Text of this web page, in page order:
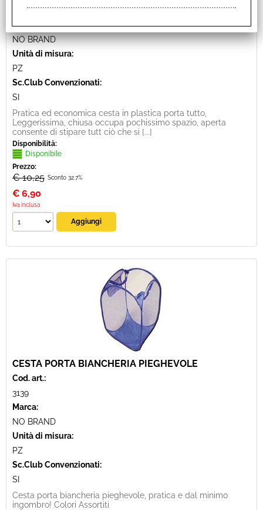
3126
Marca:
NO BRAND
Unità di misura:
PZ
Sc.Club Convenzionati:
SI
Pratica ed economica cesta in plastica porta tutto,
Leggerissima, chiusa occupa pochissimo spazio, aperta
consente di stipare tutt ciò che si [...]
Disponibilità:
Disponibile
Prezzo:
€ 10,25 Sconto 32.7%
€ 6,90
Iva inclusa
CESTA PORTA BIANCHERIA PIEGHEVOLE
Cod. art.:
3139
Marca:
NO BRAND
Unità di misura:
PZ
Sc.Club Convenzionati:
SI
Cesta porta biancheria pieghevole, pratica e dal minimo
ingombro! Colori Assortiti